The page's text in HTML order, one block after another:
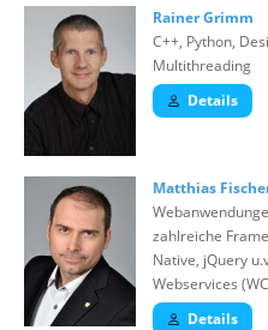
Rainer Grimm
C++, Python,
Multithreading
Details
Matthias
zahlreiche
Native, jQuery
Webservices
Details